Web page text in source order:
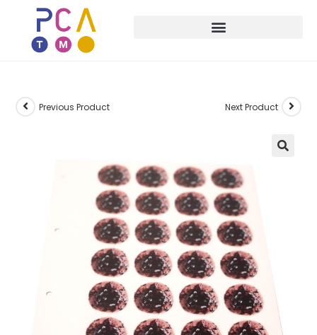
Previous Product Next Product